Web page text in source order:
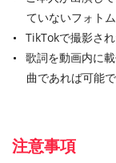
ていないフォト
TikTokで撮影さ
歌詞を動画内に
曲であれば可能で
注意事項